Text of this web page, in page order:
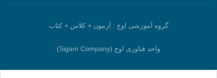
گروه آموزشی اوج : آزمون + کلاس + کتاب
واحد فناوری اوج (Sigam Company)